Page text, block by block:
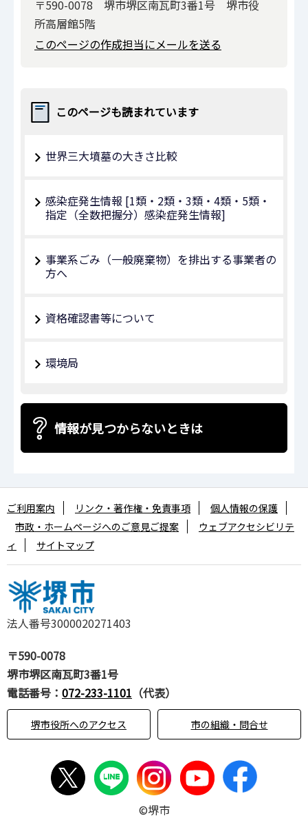
〒590-0078 堺市堺区南瓦町3番1号 堺市役
所高層館5階
このページの作成担当にメールを送る
このページも読まれています
世界三大墳墓の大きさ比較
感染症発生情報 [1類・2類・3類・4類・5類・
指定（全数把握分）感染症発生情報]
事業系ごみ（一般廃棄物）を排出する事業者の
方へ
資格確認書等について
環境局
情報が見つからないときは
法人番号3000020271403
〒590-0078
堺市堺区南瓦町3番1号
電話番号： 072-233-1101 （代表）
堺市役所へのアクセス 市の組織・問合せ
ご利用案内 リンク・著作権・免責事項
個人情報の保護
市政・ホームページへのご意見ご提案
ウェブアクセシビリテ
ィ
サイトマップ
©堺市